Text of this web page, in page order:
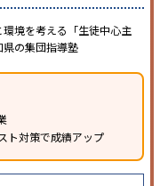
境を考える「生徒中心主
の集団指導塾
ト対策で成績アップ